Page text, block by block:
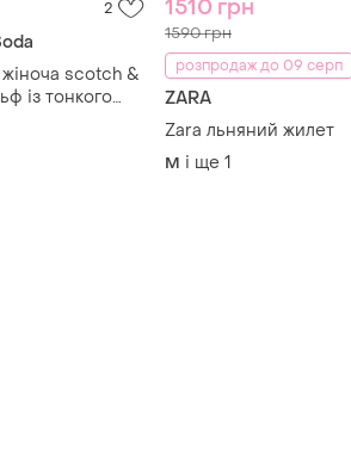
M і ще 1